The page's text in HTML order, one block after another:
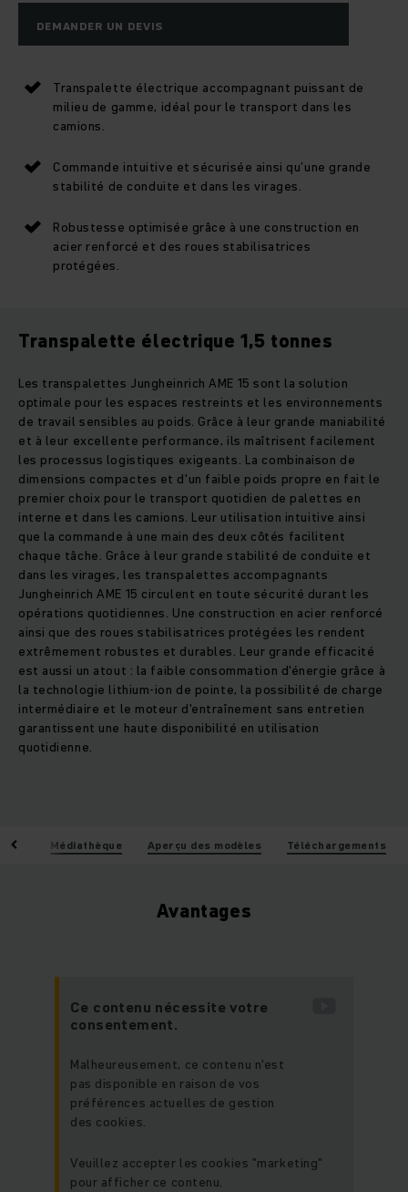
DEMANDER UN DEVIS
Transpalette électrique accompagnant puissant de
milieu de gamme, idéal pour le transport dans les
camions.
Commande intuitive et sécurisée ainsi qu’une grande
stabilité de conduite et dans les virages.
Robustesse optimisée grâce à une construction en
acier renforcé et des roues stabilisatrices
protégées.
Transpalette électrique 1,5 tonnes
Les transpalettes Jungheinrich AME 15 sont la solution
optimale pour les espaces restreints et les environnements
de travail sensibles au poids. Grâce à leur grande maniabilité
et à leur excellente performance, ils maîtrisent facilement
les processus logistiques exigeants. La combinaison de
dimensions compactes et d'un faible poids propre en fait le
premier choix pour le transport quotidien de palettes en
interne et dans les camions. Leur utilisation intuitive ainsi
que la commande à une main des deux côtés facilitent
chaque tâche. Grâce à leur grande stabilité de conduite et
dans les virages, les transpalettes accompagnants
Jungheinrich AME 15 circulent en toute sécurité durant les
opérations quotidiennes. Une construction en acier renforcé
ainsi que des roues stabilisatrices protégées les rendent
extrêmement robustes et durables. Leur grande efficacité
est aussi un atout : la faible consommation d'énergie grâce à
la technologie lithium-ion de pointe, la possibilité de charge
intermédiaire et le moteur d'entraînement sans entretien
garantissent une haute disponibilité en utilisation
quotidienne.
Médiathèque Aperçu des modèles Téléchargements
Avantages
Ce contenu nécessite votre
consentement.
Malheureusement, ce contenu n'est
pas disponible en raison de vos
préférences actuelles de gestion
des cookies.
Veuillez accepter les cookies "marketing"
pour afficher ce contenu.